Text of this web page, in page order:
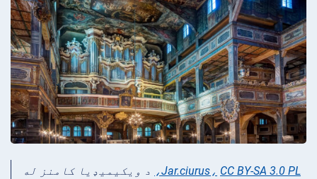
Jar.ciurus، CC BY-SA 3.0 PL،
د ويکيميډيا کامنز له